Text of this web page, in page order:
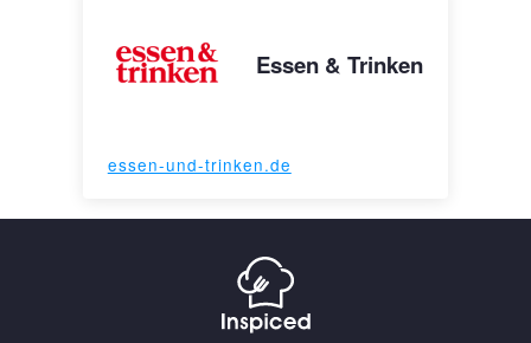
Essen & Trinken
essen-und-trinken.de